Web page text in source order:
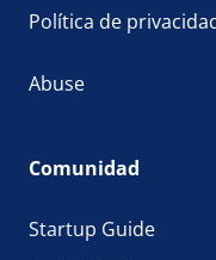
Política de
Abuse
Comunidad
Startup Guide